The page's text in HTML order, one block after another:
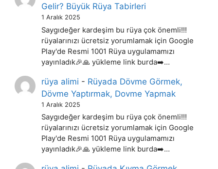
Gelir? Büyük Rüya Tabirleri
1 Aralık 2025
Saygıdeğer kardeşim bu rüya çok önemli!!!
rüyalarınızı ücretsiz yorumlamak için Google
Play'de Resmi 1001 Rüya uygulamamızı
yayınladık🎉🙏 yükleme link burda➡️…
rüya alimi - Rüyada Dövme Görmek,
Dövme Yaptırmak, Dovme Yapmak
1 Aralık 2025
Saygıdeğer kardeşim bu rüya çok önemli!!!
rüyalarınızı ücretsiz yorumlamak için Google
Play'de Resmi 1001 Rüya uygulamamızı
yayınladık🎉🙏 yükleme link burda➡️…